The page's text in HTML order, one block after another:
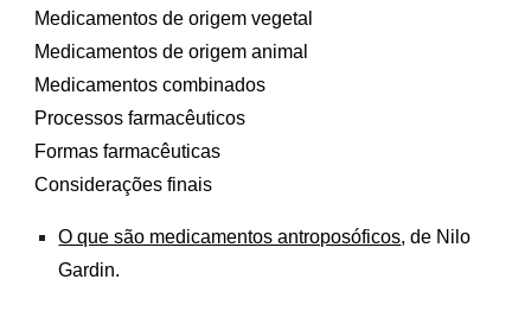
Medicamentos de origem vegetal
Medicamentos de origem animal
Medicamentos combinados
Processos farmacêuticos
Formas farmacêuticas
Considerações finais
O que são medicamentos antroposóficos, de Nilo
Gardin.